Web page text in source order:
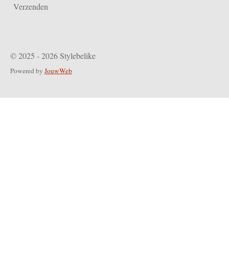
Verzenden
© 2025 - 2026 Stylebelike
Powered by JouwWeb